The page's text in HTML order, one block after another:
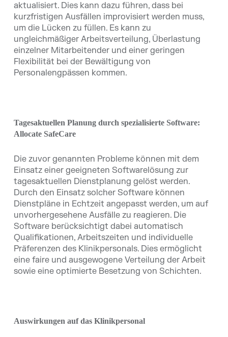
aktualisiert. Dies kann dazu führen, dass bei
kurzfristigen Ausfällen improvisiert werden muss,
um die Lücken zu füllen. Es kann zu
ungleichmäßiger Arbeitsverteilung, Überlastung
einzelner Mitarbeitender und einer geringen
Flexibilität bei der Bewältigung von
Personalengpässen kommen.
Tagesaktuellen Planung durch spezialisierte Software:
Allocate SafeCare
Die zuvor genannten Probleme können mit dem
Einsatz einer geeigneten Softwarelösung zur
tagesaktuellen Dienstplanung gelöst werden.
Durch den Einsatz solcher Software können
Dienstpläne in Echtzeit angepasst werden, um auf
unvorhergesehene Ausfälle zu reagieren. Die
Software berücksichtigt dabei automatisch
Qualifikationen, Arbeitszeiten und individuelle
Präferenzen des Klinikpersonals. Dies ermöglicht
eine faire und ausgewogene Verteilung der Arbeit
sowie eine optimierte Besetzung von Schichten.
Auswirkungen auf das Klinikpersonal